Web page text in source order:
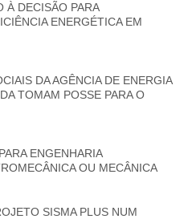
À DECISÃO PARA
ENERGÉTICA EM
DA AGÊNCIA DE ENERGIA
TOMAM POSSE PARA O
ENGENHARIA
OU MECÂNICA
SISMA PLUS NUM